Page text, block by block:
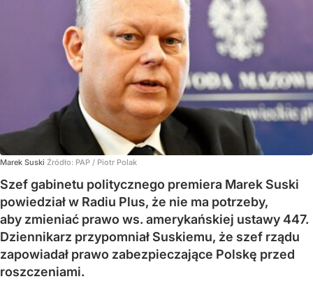
Marek Suski Źródło: PAP / Piotr Polak
Szef gabinetu politycznego premiera Marek Suski
powiedział w Radiu Plus, że nie ma potrzeby,
aby zmieniać prawo ws. amerykańskiej ustawy 447.
Dziennikarz przypomniał Suskiemu, że szef rządu
zapowiadał prawo zabezpieczające Polskę przed
roszczeniami.